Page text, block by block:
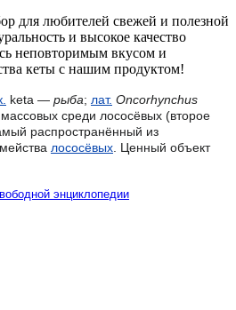
для любителей свежей и полезной
и высокое качество
неповторимым вкусом и
кеты с нашим продуктом!
keta — рыба; лат. Oncorhynchus
среди лососёвых (второе
распространённый из
лососёвых . Ценный объект
энциклопедии